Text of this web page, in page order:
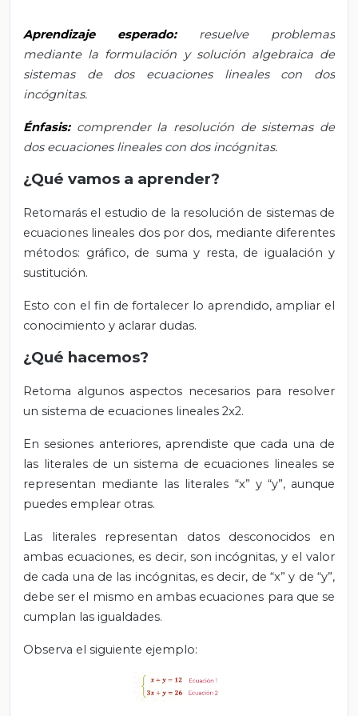
Aprendizaje esperado: resuelve problemas
mediante la formulación y solución algebraica de
sistemas de dos ecuaciones lineales con dos
incógnitas.
Énfasis: comprender la resolución de sistemas de
dos ecuaciones lineales con dos incógnitas.
¿Qué vamos a aprender?
Retomarás el estudio de la resolución de sistemas de
ecuaciones lineales dos por dos, mediante diferentes
métodos: gráfico, de suma y resta, de igualación y
sustitución.
Esto con el fin de fortalecer lo aprendido, ampliar el
conocimiento y aclarar dudas.
¿Qué hacemos?
Retoma algunos aspectos necesarios para resolver
un sistema de ecuaciones lineales 2x2.
En sesiones anteriores, aprendiste que cada una de
las literales de un sistema de ecuaciones lineales se
representan mediante las literales “x” y “y”, aunque
puedes emplear otras.
Las literales representan datos desconocidos en
ambas ecuaciones, es decir, son incógnitas, y el valor
de cada una de las incógnitas, es decir, de “x” y de “y”,
debe ser el mismo en ambas ecuaciones para que se
cumplan las igualdades.
Observa el siguiente ejemplo: